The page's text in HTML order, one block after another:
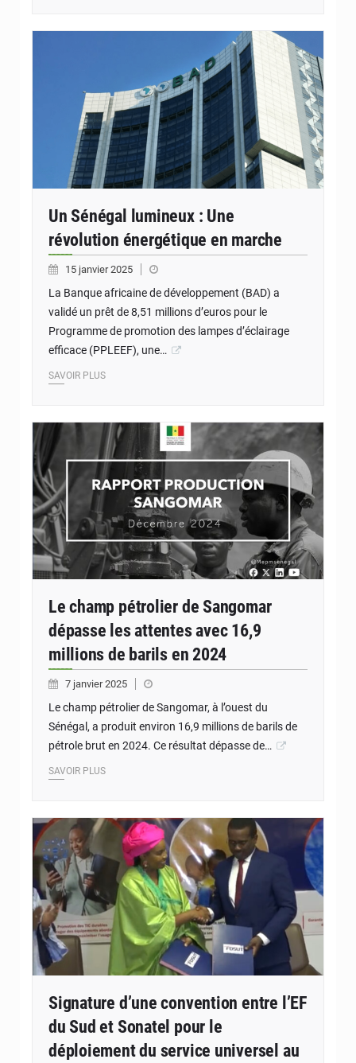
Un Sénégal lumineux : Une
révolution énergétique en marche
15 janvier 2025
La Banque africaine de développement (BAD) a
validé un prêt de 8,51 millions d’euros pour le
Programme de promotion des lampes d’éclairage
efficace (PPLEEF), une…
SAVOIR PLUS
Le champ pétrolier de Sangomar
dépasse les attentes avec 16,9
millions de barils en 2024
7 janvier 2025
Le champ pétrolier de Sangomar, à l’ouest du
Sénégal, a produit environ 16,9 millions de barils de
pétrole brut en 2024. Ce résultat dépasse de…
SAVOIR PLUS
Signature d’une convention entre l’EF
du Sud et Sonatel pour le
déploiement du service universel au